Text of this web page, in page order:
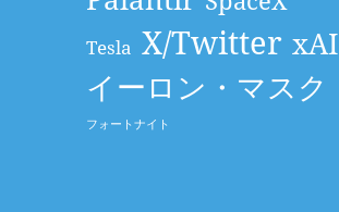
Tesla X/Twitter xAI
イーロン・マスク
フォートナイト